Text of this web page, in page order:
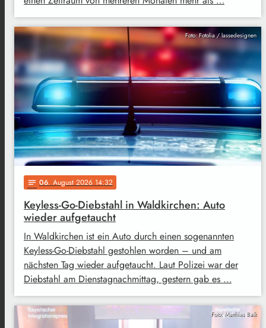
Foto: Fotolia / lassedesignen
notes 06. August 2026 14:32
Keyless-Go-Diebstahl in Waldkirchen: Auto
wieder aufgetaucht
In Waldkirchen ist ein Auto durch einen sogenannten
Keyless-Go-Diebstahl gestohlen worden – und am
nächsten Tag wieder aufgetaucht. Laut Polizei war der
Diebstahl am Dienstagnachmittag, gestern gab es …
Foto: Matthias Balk